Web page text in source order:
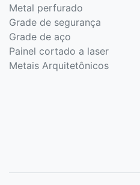
Metal perfurado
Grade de segurança
Grade de aço
Painel cortado a laser
Metais Arquitetônicos